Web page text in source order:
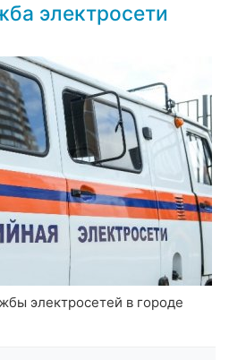
электросети
электросетей в городе